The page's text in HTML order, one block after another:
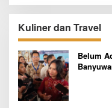
Kuliner dan Travel
Belum